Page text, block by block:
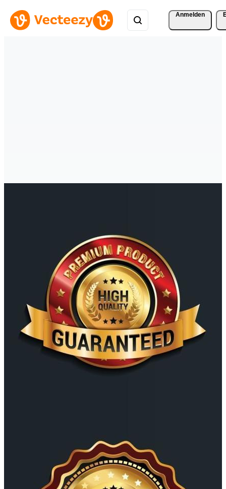
Anmelden